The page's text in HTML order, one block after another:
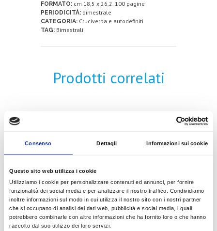
Consenso Dettagli Informazioni sui cookie
Questo sito web utilizza i cookie
Utilizziamo i cookie per personalizzare contenuti ed annunci, per fornire
funzionalità dei social media e per analizzare il nostro traffico. Condividiamo
inoltre informazioni sul modo in cui utilizza il nostro sito con i nostri partner
che si occupano di analisi dei dati web, pubblicità e social media, i quali
potrebbero combinarle con altre informazioni che ha fornito loro o che hanno
raccolto dal suo utilizzo dei loro servizi.
FORMATO: cm 18,5 x 26,2. 100 pagine
PERIODICITÀ: bimestrale
CATEGORIA: Cruciverba e autodefiniti
TAG: Bimestrali
Prodotti correlati
LEGGI TUTTO